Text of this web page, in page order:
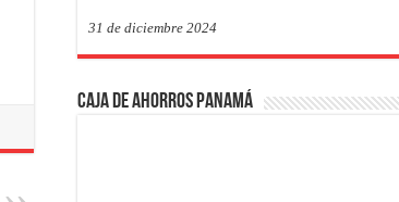
31 de diciembre 2024
Caja de Ahorros Panamá